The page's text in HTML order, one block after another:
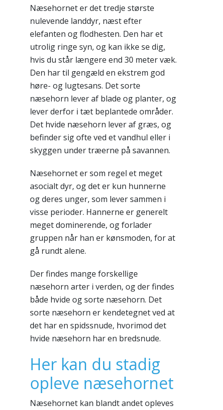
Næsehornet er det tredje største
nulevende landdyr, næst efter
elefanten og flodhesten. Den har et
utrolig ringe syn, og kan ikke se dig,
hvis du står længere end 30 meter væk.
Den har til gengæld en ekstrem god
høre- og lugtesans. Det sorte
næsehorn lever af blade og planter, og
lever derfor i tæt beplantede områder.
Det hvide næsehorn lever af græs, og
befinder sig ofte ved et vandhul eller i
skyggen under træerne på savannen.
Næsehornet er som regel et meget
asocialt dyr, og det er kun hunnerne
og deres unger, som lever sammen i
visse perioder. Hannerne er generelt
meget dominerende, og forlader
gruppen når han er kønsmoden, for at
gå rundt alene.
Der findes mange forskellige
næsehorn arter i verden, og der findes
både hvide og sorte næsehorn. Det
sorte næsehorn er kendetegnet ved at
det har en spidssnude, hvorimod det
hvide næsehorn har en bredsnude.
Her kan du stadig
opleve næsehornet
Næsehornet kan blandt andet opleves